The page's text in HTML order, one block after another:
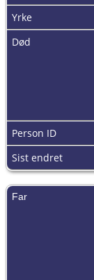
Yrke
Død
Person ID
Sist endret
Far